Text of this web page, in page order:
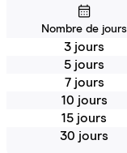
Nombre de jours
3 jours
5 jours
7 jours
10 jours
15 jours
30 jours